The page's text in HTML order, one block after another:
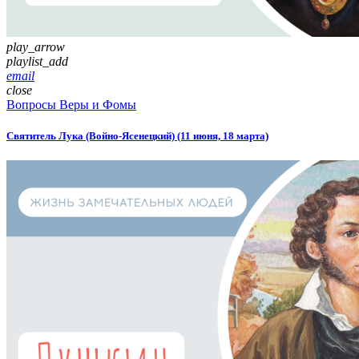
play_arrow
playlist_add
email
close
Вопросы Веры и Фомы
Святитель Лука (Войно-Ясенецкий) (11 июня, 18 марта)